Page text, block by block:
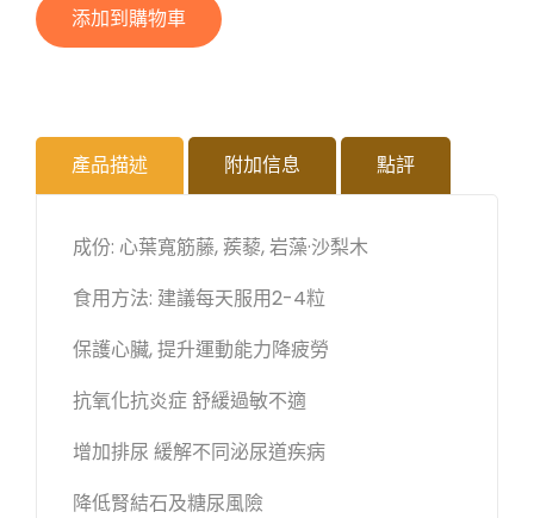
添加到購物車
產品描述 附加信息 點評
成份: 心葉寬筋藤, 蒺藜, 岩藻·沙梨木
食用方法: 建議每天服用2-4粒
保護心臟, 提升運動能力降疲勞
抗氧化抗炎症 舒緩過敏不適
增加排尿 緩解不同泌尿道疾病
降低腎結石及糖尿風險